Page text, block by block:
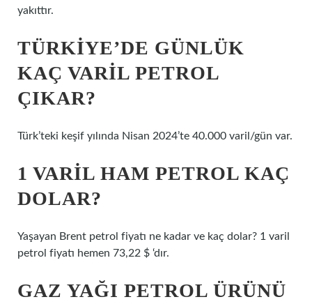
yakıttır.
TÜRKIYE’DE GÜNLÜK
KAÇ VARIL PETROL
ÇIKAR?
Türk’teki keşif yılında Nisan 2024’te 40.000 varil/gün var.
1 VARIL HAM PETROL KAÇ
DOLAR?
Yaşayan Brent petrol fiyatı ne kadar ve kaç dolar? 1 varil
petrol fiyatı hemen 73,22 $ ‘dır.
GAZ YAĞI PETROL ÜRÜNÜ